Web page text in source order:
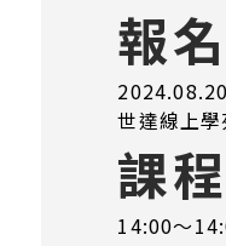
報
世達線上
課
14:00～